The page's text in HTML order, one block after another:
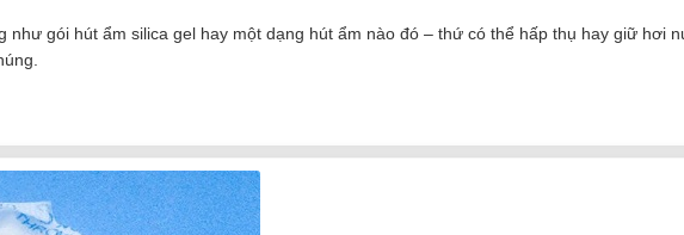
gói hút ẩm silica gel hay một dạng hút ẩm nào đó – thứ có thể hấp thụ hay giữ hơi